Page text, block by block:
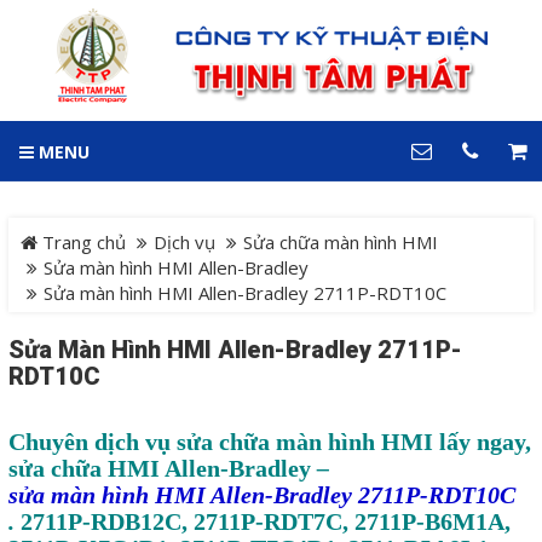
MENU
Trang chủ Dịch vụ
Sửa chữa màn hình HMI
Sửa màn hình HMI Allen-Bradley
Sửa màn hình HMI Allen-Bradley 2711P-RDT10C
Sửa Màn Hình HMI Allen-Bradley 2711P-
RDT10C
Chuyên dịch vụ sửa chữa màn hình HMI lấy ngay,
sửa chữa HMI Allen-Bradley–
sửa màn hình HMI Allen-Bradley 2711P-RDT10C
. 2711P-RDB12C, 2711P-RDT7C, 2711P-B6M1A,
Trang chủ
Dự án
Sản phẩm
Toàn Xe Nâng
Hệ thống điều khiển giám
GIỎ HÀNG
LIÊN HỆ
Hotline
64 đường 24, KDC Hiệp
Điện thoại
0909 199 102
COPYRIGHT 2018. ALL RIGHTS RESERVED